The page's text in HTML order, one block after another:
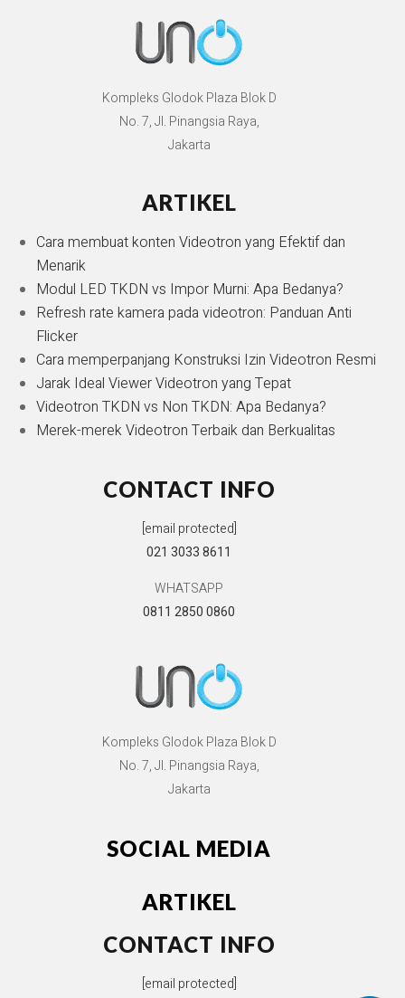
Kompleks Glodok Plaza Blok D
No. 7, Jl. Pinangsia Raya,
Jakarta
ARTIKEL
Cara membuat konten Videotron yang Efektif dan
Menarik
Modul LED TKDN vs Impor Murni: Apa Bedanya?
Refresh rate kamera pada videotron: Panduan Anti
Flicker
Cara memperpanjang Konstruksi Izin Videotron Resmi
Jarak Ideal Viewer Videotron yang Tepat
Videotron TKDN vs Non TKDN: Apa Bedanya?
Merek-merek Videotron Terbaik dan Berkualitas
CONTACT INFO
[email protected]
021 3033 8611
WHATSAPP
0811 2850 0860
Kompleks Glodok Plaza Blok D
No. 7, Jl. Pinangsia Raya,
Jakarta
SOCIAL MEDIA
ARTIKEL
CONTACT INFO
[email protected]